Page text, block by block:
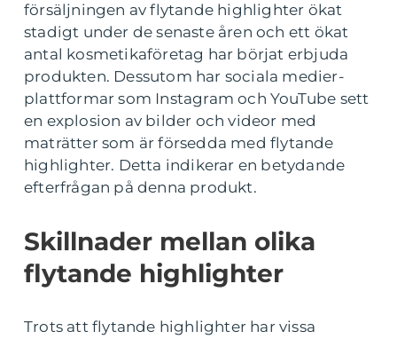
försäljningen av flytande highlighter ökat
stadigt under de senaste åren och ett ökat
antal kosmetikaföretag har börjat erbjuda
produkten. Dessutom har sociala medier-
plattformar som Instagram och YouTube sett
en explosion av bilder och videor med
maträtter som är försedda med flytande
highlighter. Detta indikerar en betydande
efterfrågan på denna produkt.
Skillnader mellan olika
flytande highlighter
Trots att flytande highlighter har vissa